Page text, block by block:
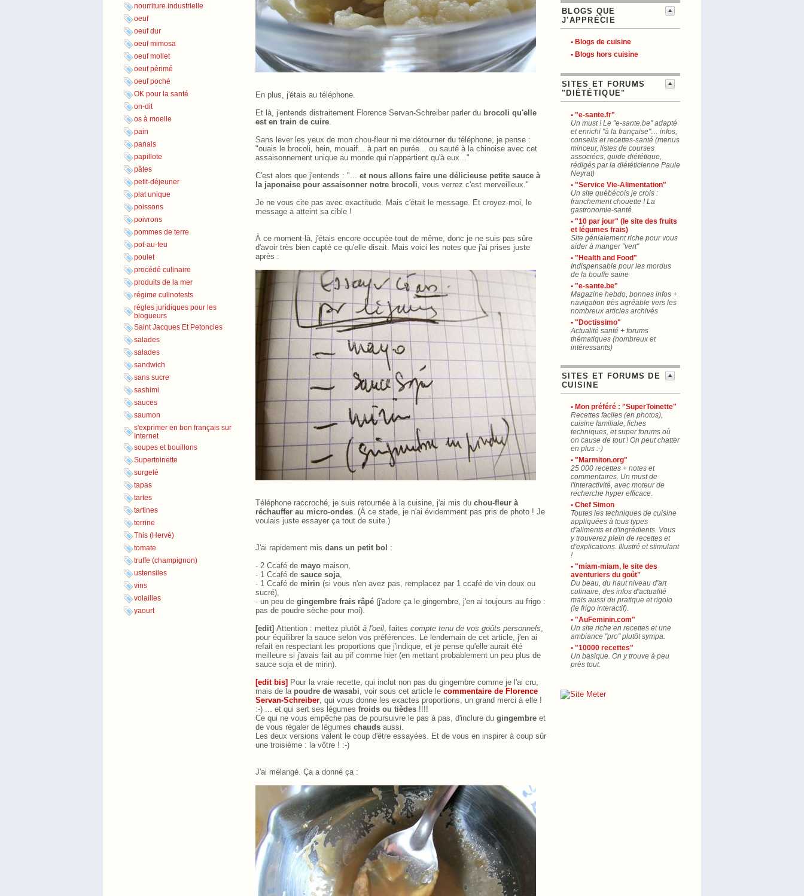
nourriture industrielle
oeuf
oeuf dur
oeuf mimosa
oeuf mollet
oeuf périmé
oeuf poché
OK pour la santé
on-dit
os à moelle
pain
panais
papillote
pâtes
petit-déjeuner
plat unique
poissons
poivrons
pommes de terre
pot-au-feu
poulet
procédé culinaire
produits de la mer
régime culinotests
règles juridiques pour les
blogueurs
Saint Jacques Et Petoncles
salades
salades
sandwich
sans sucre
sashimi
sauces
saumon
s'exprimer en bon français sur
Internet
soupes et bouillons
Supertoinette
surgelé
tapas
tartes
tartines
terrine
This (Hervé)
tomate
truffe (champignon)
ustensiles
vins
volailles
yaourt
En plus, j'étais au téléphone.
Et là, j'entends distraitement Florence Servan-Schreiber parler du brocoli qu'elle
est en train de cuire
Sans lever les yeux de mon chou-fleur ni me détourner du téléphone, je pense :
"ouais le brocoli, hein, mouaif... à part en purée... ou sauté à la chinoise avec cet
assaisonnement unique au monde qui n'appartient qu'à eux..."
C'est alors que j'entends : "... et nous allons faire une délicieuse petite sauce à
la japonaise pour assaisonner notre brocoli , vous verrez c'est merveilleux."
Je ne vous cite pas avec exactitude. Mais c'était le message. Et croyez-moi, le
message a atteint sa cible !
À ce moment-là, j'étais encore occupée tout de même, donc je ne suis pas sûre
d'avoir très bien capté ce qu'elle disait. Mais voici les notes que j'ai prises juste
après :
Téléphone raccroché, je suis retournée à la cuisine, j'ai mis du chou-fleur à
réchauffer au micro-ondes . (À ce stade, je n'ai évidemment pas pris de photo ! Je
voulais juste essayer ça tout de suite.)
J'ai rapidement mis dans un petit bol :
- 2 Ccafé de mayo maison,
- 1 Ccafé de sauce soja
- 1 Ccafé de mirin (si vous n'en avez pas, remplacez par 1 ccafé de vin doux ou
sucré),
- un peu de gingembre frais râpé (j'adore ça le gingembre, j'en ai toujours au frigo :
pas de poudre sèche pour moi).
[edit] Attention : mettez plutôt à l'oeil , faites compte tenu de vos goûts personnels
pour équilibrer la sauce selon vos préférences. Le lendemain de cet article, j'en ai
refait en respectant les proportions que j'indique, et je pense qu'elle aurait été
meilleure si j'avais fait au pif comme hier (en mettant probablement un peu plus de
sauce soja et de mirin).
[edit bis] Pour la vraie recette, qui inclut non pas du gingembre comme je l'ai cru,
mais de la poudre de wasabi , voir sous cet article le commentaire de Florence
Servan-Schreiber , qui vous donne les exactes proportions, un grand merci à elle !
:-) ... et qui sert ses légumes froids ou tièdes !!!!
Ce qui ne vous empêche pas de poursuivre le pas à pas, d'inclure du gingembre et
de vous régaler de légumes chauds aussi.
Les deux versions valent le coup d'être essayées. Et de vous en inspirer à coup sûr
une troisième : la vôtre ! :-)
J'ai mélangé. Ça a donné ça :
BLOGS QUE
J'APPRÉCIE
• Blogs de cuisine
• Blogs hors cuisine
SITES ET FORUMS
"DIÉTÉTIQUE"
• "e-sante.fr"
Un must ! Le "e-sante.be" adapté
et enrichi "à la française"… infos,
conseils et recettes-santé (menus
minceur, listes de courses
associées, guide diététique,
rédigés par la diététicienne Paule
Neyrat)
• "Service Vie-Alimentation"
Un site québécois je crois :
franchement chouette ! La
gastronomie-santé.
• "10 par jour" (le site des fruits
et légumes frais)
Site génialement riche pour vous
aider à manger "vert"
• "Health and Food"
Indispensable pour les mordus
de la bouffe saine
• "e-sante.be"
Magazine hebdo, bonnes infos +
navigation très agréable vers les
nombreux articles archivés
• "Doctissimo"
Actualité santé + forums
thématiques (nombreux et
intéressants)
SITES ET FORUMS DE
CUISINE
• Mon préféré : "SuperToinette"
Recettes faciles (en photos),
cuisine familiale, fiches
techniques, et super forums où
on cause de tout ! On peut chatter
en plus :-)
• "Marmiton.org"
25 000 recettes + notes et
commentaires. Un must de
l'interactivité, avec moteur de
recherche hyper efficace.
• Chef Simon
Toutes les techniques de cuisine
appliquées à tous types
d'aliments et d'ingrédients. Vous
y trouverez plein de recettes et
d'explications. Illustré et stimulant
!
• "miam-miam, le site des
aventuriers du goût"
Du beau, du haut niveau d'art
culinaire, des infos d'actualité
mais aussi du pratique et rigolo
(le frigo interactif).
• "AuFeminin.com"
Un site riche en recettes et une
ambiance "pro" plutôt sympa.
• "10000 recettes"
Un basique. On y trouve à peu
près tout.